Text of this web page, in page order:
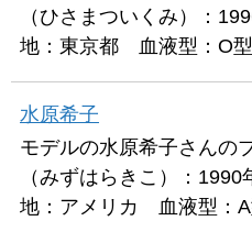
（ひさまついくみ）：
地：東京都 血液型：O型
水原希子
モデルの水原希子さんの
（みずはらきこ）：
地：アメリカ 血液型：A